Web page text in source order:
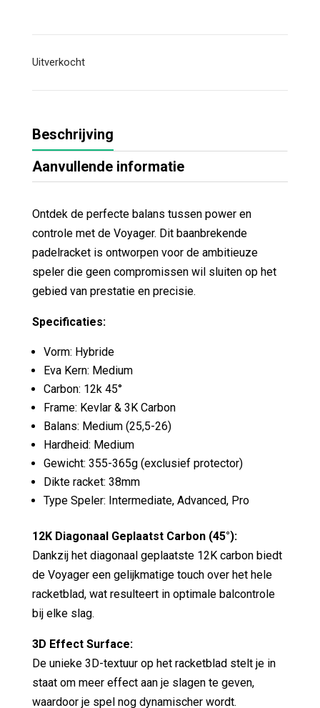
Uitverkocht
Beschrijving
Aanvullende informatie
Ontdek de perfecte balans tussen power en
controle met de Voyager. Dit baanbrekende
padelracket is ontworpen voor de ambitieuze
speler die geen compromissen wil sluiten op het
gebied van prestatie en precisie.
Specificaties:
Vorm: Hybride
Eva Kern: Medium
Carbon: 12k 45°
Frame: Kevlar & 3K Carbon
Balans: Medium (25,5-26)
Hardheid: Medium
Gewicht: 355-365g (exclusief protector)
Dikte racket: 38mm
Type Speler: Intermediate, Advanced, Pro
12K Diagonaal Geplaatst Carbon (45°):
Dankzij het diagonaal geplaatste 12K carbon biedt
de Voyager een gelijkmatige touch over het hele
racketblad, wat resulteert in optimale balcontrole
bij elke slag.
3D Effect Surface:
De unieke 3D-textuur op het racketblad stelt je in
staat om meer effect aan je slagen te geven,
waardoor je spel nog dynamischer wordt.